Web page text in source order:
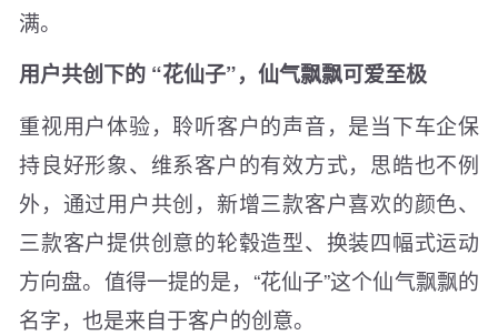
满。
用户共创下的 “花仙子”，仙气飘飘可爱至极
重视用户体验，聆听客户的声音，是当下车企保
持良好形象、维系客户的有效方式，思皓也不例
外，通过用户共创，新增三款客户喜欢的颜色、
三款客户提供创意的轮毂造型、换装四幅式运动
方向盘。值得一提的是，“花仙子”这个仙气飘飘的
名字，也是来自于客户的创意。